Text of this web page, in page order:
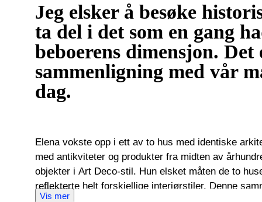
Jeg elsker å besøke
ta del i det som en gang
beboerens dimensjon.
sammenligning med vår
dag.
Elena vokste opp i ett av to hus med identiske
med antikviteter og produkter fra midten av
objekter i Art Deco-stil. Hun elsket måten de to
reflekterte helt forskjellige interiørstiler. Denne sammenblandingen av stiler traff
Vis mer